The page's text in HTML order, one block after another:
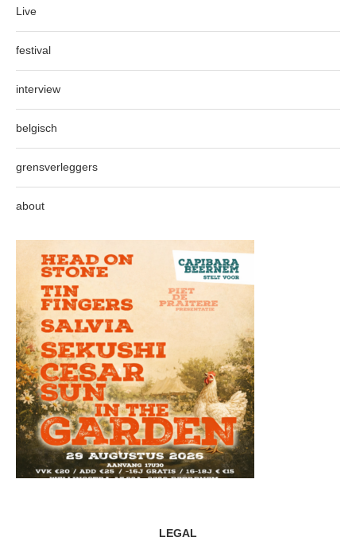
Live
festival
interview
belgisch
grensverleggers
about
LEGAL